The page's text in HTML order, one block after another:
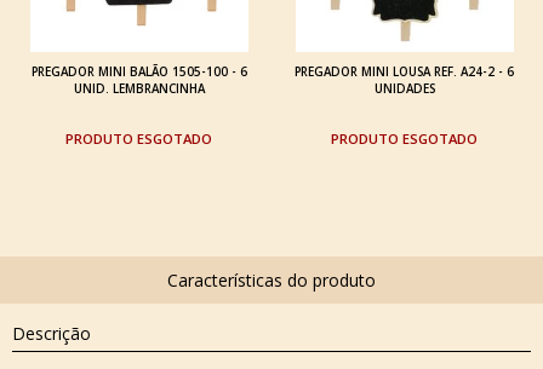
PREGADOR MINI BALÃO 1505-100 - 6
UNID. LEMBRANCINHA
ESGOTADO
PREGADOR MINI LOUSA REF. A24-2 - 6
UNIDADES
ESGOTADO
Descrição